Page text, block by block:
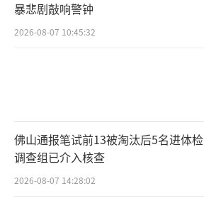
暴悲剧敲响警钟
2026-08-07 10:45:32
佛山通报笔试前13被淘汰后5名进体检
调查组已介入核查
2026-08-07 14:28:02